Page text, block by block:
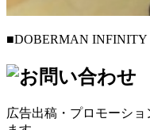
■DOBERMAN INFINITY
広告出稿・プロモーシ